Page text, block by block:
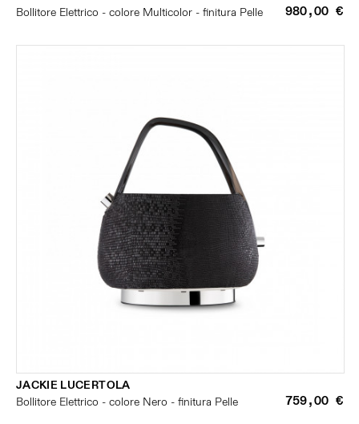
Bollitore Elettrico - colore Multicolor - finitura Pelle
980,00 €
JACKIE LUCERTOLA
Bollitore Elettrico - colore Nero - finitura Pelle
759,00 €